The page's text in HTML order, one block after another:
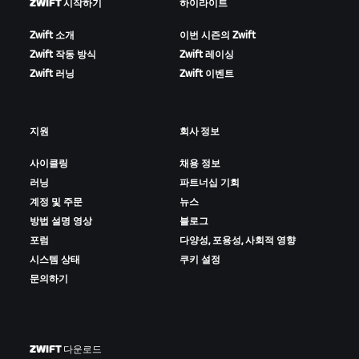
ZWIFT 시작하기
Zwift 소개
Zwift 작동 방식
Zwift 러닝
하이라이트
이번 시즌의 Zwift
Zwift 레이싱
Zwift 이벤트
지원
사이클링
러닝
계정 및 주문
방법 설명 영상
포럼
시스템 상태
문의하기
회사 정보
채용 정보
파트너십 기회
뉴스
블로그
다양성, 포용성, 사회적 영향
쿠키 설정
ZWIFT 다운로드